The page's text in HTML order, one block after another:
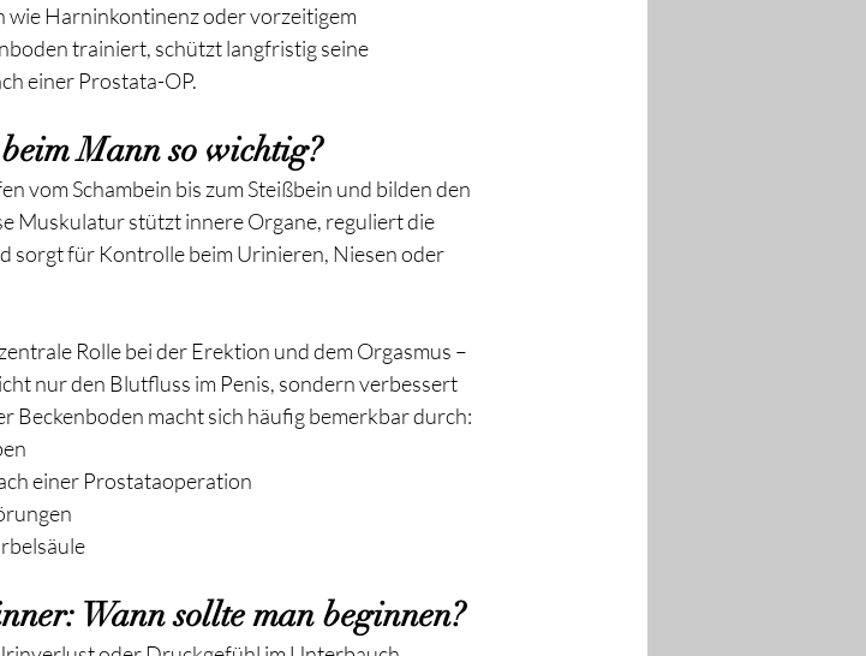
Harninkontinenz oder vorzeitigem
trainiert, schützt langfristig seine
einer Prostata-OP.
Mann so wichtig?
vom Schambein bis zum Steißbein und bilden den
Muskulatur stützt innere Organe, reguliert die
sorgt für Kontrolle beim Urinieren, Niesen oder
Rolle bei der Erektion und dem Orgasmus –
nur den Blutfluss im Penis, sondern verbessert
Beckenboden macht sich häufig bemerkbar durch:
einer Prostataoperation
Wann sollte man beginnen?